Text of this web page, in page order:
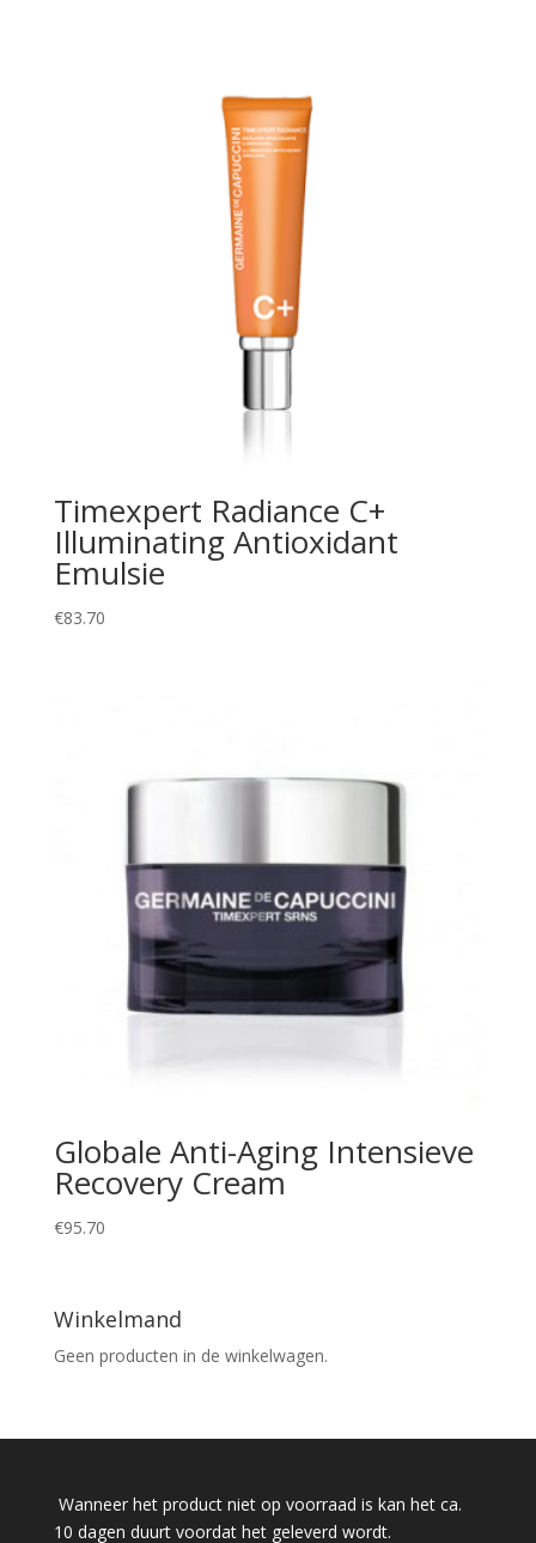
Timexpert Radiance C+
Illuminating Antioxidant
Emulsie
€83.70
Globale Anti-Aging Intensieve
Recovery Cream
€95.70
Winkelmand
Geen producten in de winkelwagen.
Wanneer het product niet op voorraad is kan het ca.
10 dagen duurt voordat het geleverd wordt.